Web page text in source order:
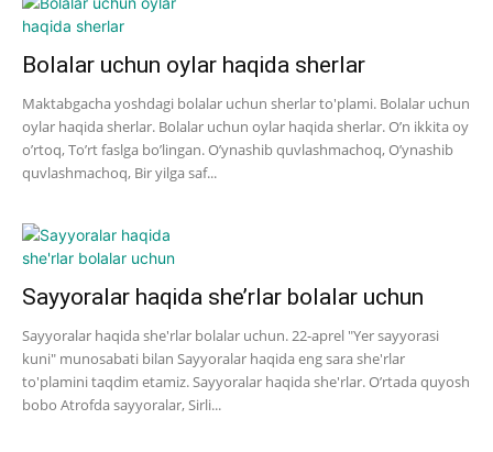
Bolalar uchun oylar haqida sherlar
Maktabgacha yoshdagi bolalar uchun sherlar to'plami. Bolalar uchun
oylar haqida sherlar. Bolalar uchun oylar haqida sherlar. O’n ikkita oy
o’rtoq, To’rt faslga bo’lingan. O’ynashib quvlashmachoq, O’ynashib
quvlashmachoq, Bir yilga saf...
Sayyoralar haqida she’rlar bolalar uchun
Sayyoralar haqida she'rlar bolalar uchun. 22-aprel "Yer sayyorasi
kuni" munosabati bilan Sayyoralar haqida eng sara she'rlar
to'plamini taqdim etamiz. Sayyoralar haqida she'rlar. O’rtada quyosh
bobo Atrofda sayyoralar, Sirli...